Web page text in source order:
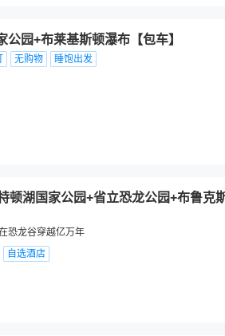
园+布莱基斯顿瀑布【包车】
无购物 睡饱出发
顿湖国家公园+省立恐龙公园+布鲁克
恐龙谷穿越亿万年
自选酒店